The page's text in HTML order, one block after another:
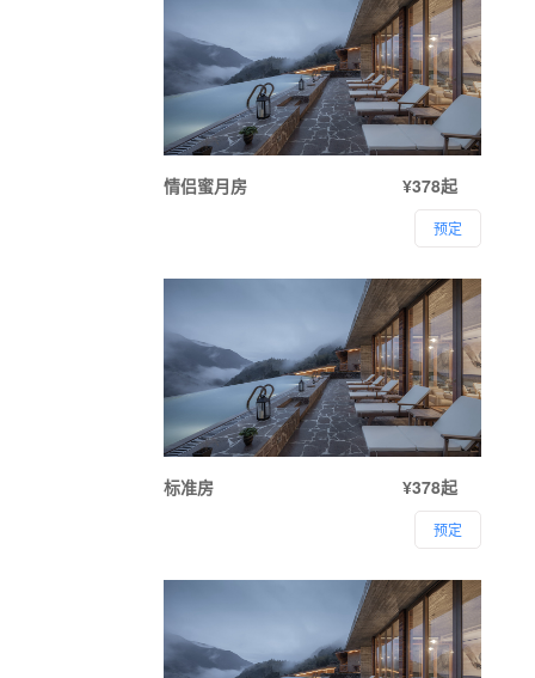
情侣蜜月房 ¥378起
预定
标准房 ¥378起
预定